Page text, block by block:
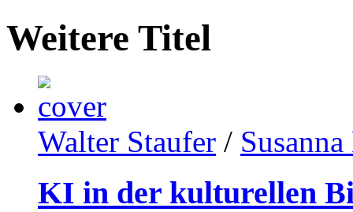
Weitere Titel
Walter Staufer /
KI in der kulturellen